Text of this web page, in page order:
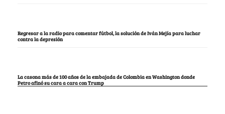
Regresar a la radio para comentar fútbol, la solución de Iván Mejía para luchar
contra la depresión
La casona más de 100 años de la embajada de Colombia en Washington donde
Petro afinó su cara a cara con Trump